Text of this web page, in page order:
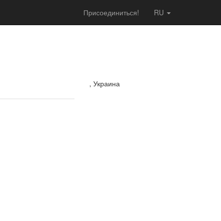
RU
Присоединиться!
, Украина